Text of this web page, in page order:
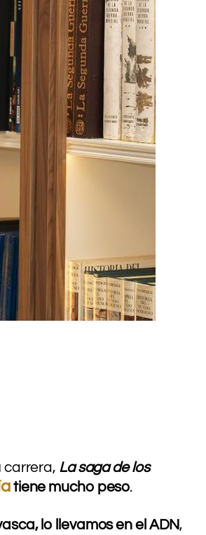
carrera, La saga de los
tiene mucho peso.
lo llevamos en el ADN,